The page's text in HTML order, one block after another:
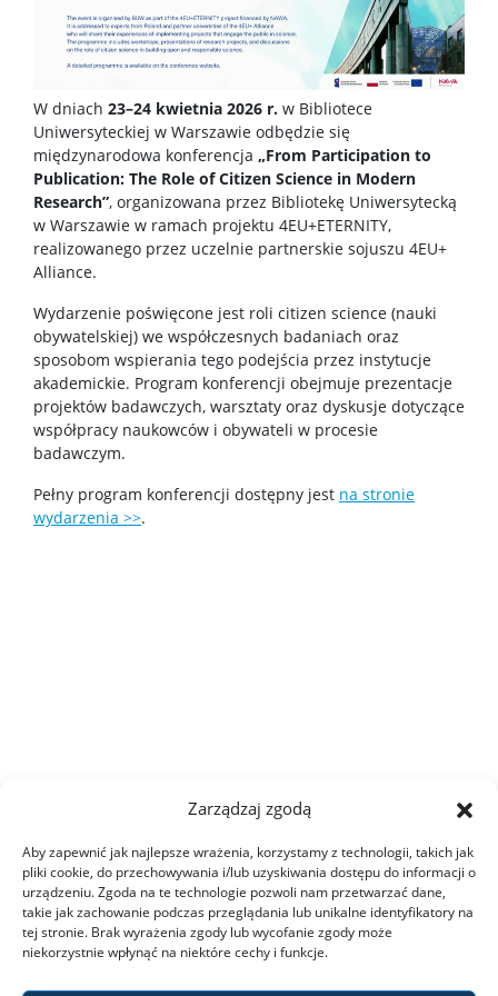
Zarządzaj zgodą
Aby zapewnić jak najlepsze wrażenia, korzystamy z technologii, takich jak
pliki cookie, do przechowywania i/lub uzyskiwania dostępu do informacji o
urządzeniu. Zgoda na te technologie pozwoli nam przetwarzać dane,
takie jak zachowanie podczas przeglądania lub unikalne identyfikatory na
tej stronie. Brak wyrażenia zgody lub wycofanie zgody może
niekorzystnie wpłynąć na niektóre cechy i funkcje.
Szkolenia i kursy
Ogłoszenia
Instrukcje
Dni wolne od pracy
Dla studentów
Ogłoszenia
Dziekanat ds. studenckich
Studia I stopnia
Wsparcie dla studentów
Erasmus+
W dniach 23–24 kwietnia 2026 r. w Bibliotece
Uniwersyteckiej w Warszawie odbędzie się
międzynarodowa konferencja „From Participation to
Publication: The Role of Citizen Science in Modern
Research”, organizowana przez Bibliotekę Uniwersytecką
w Warszawie w ramach projektu 4EU+ETERNITY,
realizowanego przez uczelnie partnerskie sojuszu 4EU+
Alliance.
Wydarzenie poświęcone jest roli citizen science (nauki
obywatelskiej) we współczesnych badaniach oraz
sposobom wspierania tego podejścia przez instytucje
akademickie. Program konferencji obejmuje prezentacje
projektów badawczych, warsztaty oraz dyskusje dotyczące
współpracy naukowców i obywateli w procesie
badawczym.
Pełny program konferencji dostępny jest na stronie
wydarzenia >>.